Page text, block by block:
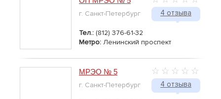
4 отзыва
г. Санкт-Петербург
Тел.: (812) 376-61-32
Метро: Ленинский проспект
4 отзыва
МРЭО № 5
г. Санкт-Петербург